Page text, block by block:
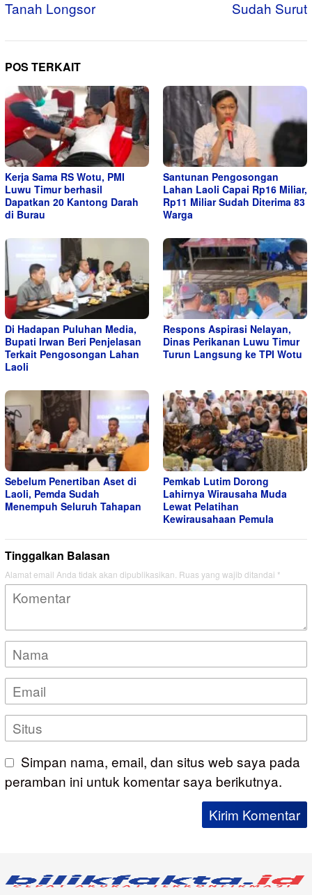
Tanah Longsor
Sudah Surut
POS TERKAIT
Kerja Sama RS Wotu, PMI
Luwu Timur berhasil
Dapatkan 20 Kantong Darah
di Burau
Santunan Pengosongan
Lahan Laoli Capai Rp16 Miliar,
Rp11 Miliar Sudah Diterima 83
Warga
Di Hadapan Puluhan Media,
Bupati Irwan Beri Penjelasan
Terkait Pengosongan Lahan
Laoli
Respons Aspirasi Nelayan,
Dinas Perikanan Luwu Timur
Turun Langsung ke TPI Wotu
Sebelum Penertiban Aset di
Laoli, Pemda Sudah
Menempuh Seluruh Tahapan
Pemkab Lutim Dorong
Lahirnya Wirausaha Muda
Lewat Pelatihan
Kewirausahaan Pemula
Tinggalkan Balasan
Alamat email Anda tidak akan dipublikasikan. Ruas yang wajib ditandai *
Simpan nama, email, dan situs web saya pada
peramban ini untuk komentar saya berikutnya.